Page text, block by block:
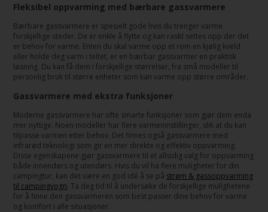
Fleksibel oppvarming med bærbare gassvarmere
Bærbare gassvarmere er spesielt gode hvis du trenger varme
forskjellige steder. De er enkle å flytte og kan raskt settes opp der det
er behov for varme. Enten du skal varme opp et rom en kjølig kveld
eller holde deg varm i teltet, er en bærbar gassvarmer en praktisk
løsning. Du kan få dem i forskjellige størrelser, fra små modeller til
personlig bruk til større enheter som kan varme opp større områder.
Gassvarmere med ekstra funksjoner
Moderne gassvarmere har ofte smarte funksjoner som gjør dem enda
mer nyttige. Noen modeller har flere varmeinnstillinger, slik at du kan
tilpasse varmen etter behov. Det finnes også gassvarmere med
infrarød teknologi som gir en mer direkte og effektiv oppvarming.
Disse egenskapene gjør gassvarmere til et allsidig valg for oppvarming
både innendørs og utendørs. Hvis du vil ha flere muligheter for din
campingtur, kan det være en god idé å se på strøm & gassoppvarming
til campingvogn. Ta deg tid til å undersøke de forskjellige mulighetene
for å finne den gassvarmeren som best passer dine behov for varme
og komfort i alle situasjoner.